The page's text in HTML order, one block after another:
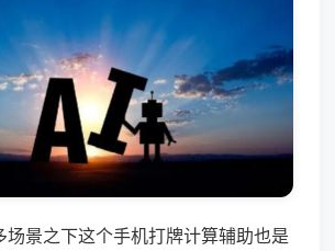
场景之下这个手机打牌计算辅助也是